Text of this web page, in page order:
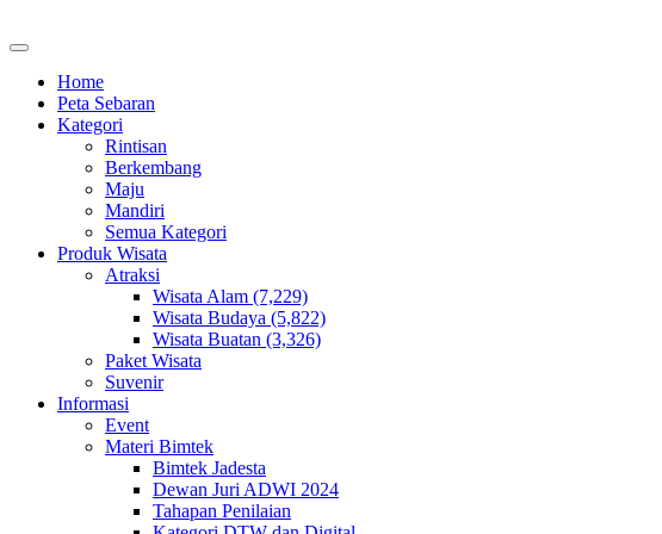
Home
Peta Sebaran
Kategori
Rintisan
Berkembang
Maju
Mandiri
Semua Kategori
Produk Wisata
Atraksi
Wisata Alam (7,229)
Wisata Budaya (5,822)
Wisata Buatan (3,326)
Paket Wisata
Suvenir
Informasi
Event
Materi Bimtek
Bimtek Jadesta
Dewan Juri ADWI 2024
Tahapan Penilaian